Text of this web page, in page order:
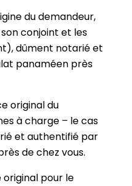
du demandeur,
conjoint et les
dûment notarié et
panaméen près
original du
à charge – le cas
et authentifié par
de chez vous.
pour le